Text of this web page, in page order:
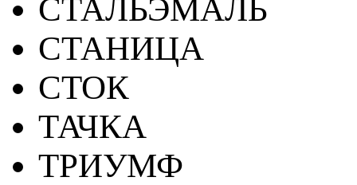
СТАЛЬЭМАЛЬ
СТАНИЦА
СТОК
ТАЧКА
ТРИУМФ